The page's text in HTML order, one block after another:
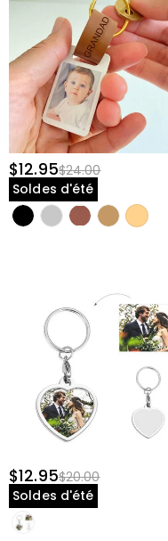
$12.95$24.00
Soldes d'été
$12.95$20.00
Soldes d'été